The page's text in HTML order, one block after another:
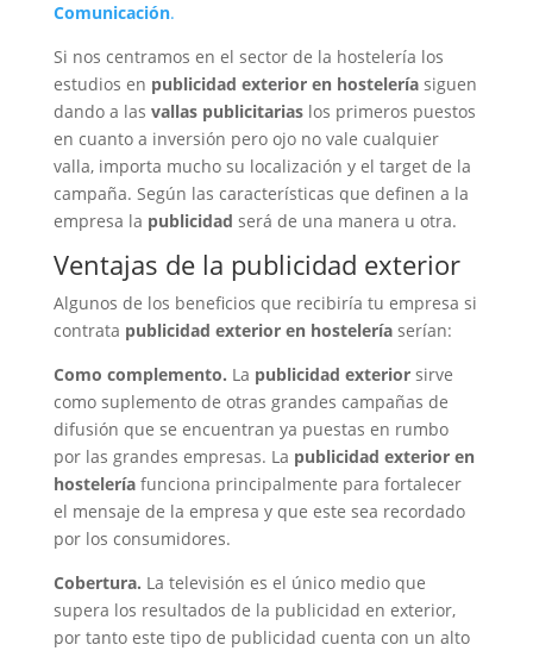
Comunicación.
Si nos centramos en el sector de la hostelería los
estudios en publicidad exterior en hostelería siguen
dando a las vallas publicitariaslos primeros puestos
en cuanto a inversión pero ojo no vale cualquier
valla, importa mucho su localización y el target de la
campaña. Según las características que definen a la
empresa la publicidad será de una manera u otra.
Ventajas de la publicidad exterior
Algunos de los beneficios que recibiría tu empresa si
contrata publicidad exterior en hostelería serían:
Como complemento. La publicidad exterior sirve
como suplemento de otras grandes campañas de
difusión que se encuentran ya puestas en rumbo
por las grandes empresas. La publicidad exterior en
hosteleríafunciona principalmente para fortalecer
el mensaje de la empresa y que este sea recordado
por los consumidores.
Cobertura. La televisión es el único medio que
supera los resultados de la publicidad en exterior,
por tanto este tipo de publicidad cuenta con un alto